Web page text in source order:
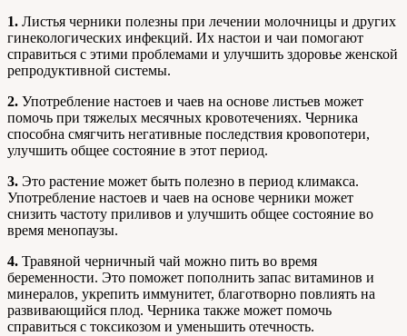
1. Листья черники полезны при лечении молочницы и других
гинекологических инфекций. Их настои и чаи помогают
справиться с этими проблемами и улучшить здоровье женской
репродуктивной системы.
2. Употребление настоев и чаев на основе листьев может
помочь при тяжелых месячных кровотечениях. Черника
способна смягчить негативные последствия кровопотери,
улучшить общее состояние в этот период.
3. Это растение может быть полезно в период климакса.
Употребление настоев и чаев на основе черники может
снизить частоту приливов и улучшить общее состояние во
время менопаузы.
4. Травяной черничный чай можно пить во время
беременности. Это поможет пополнить запас витаминов и
минералов, укрепить иммунитет, благотворно повлиять на
развивающийся плод. Черника также может помочь
справиться с токсикозом и уменьшить отечность.